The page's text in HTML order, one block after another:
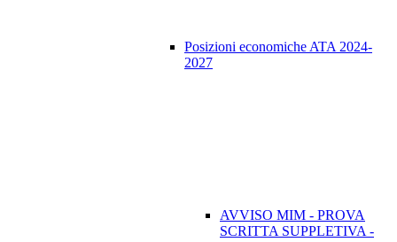
Posizioni economiche ATA 2024-
2027
AVVISO MIM - PROVA
SCRITTA SUPPLETIVA -